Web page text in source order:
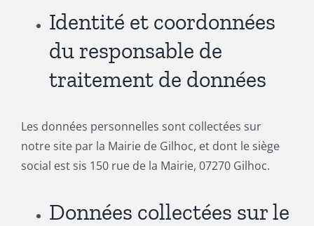
Identité et coordonnées
du responsable de
traitement de données
Les données personnelles sont collectées sur
notre site par la Mairie de Gilhoc, et dont le siège
social est sis 150 rue de la Mairie, 07270 Gilhoc.
Données collectées sur le